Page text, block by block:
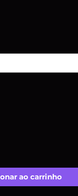
ao carrinho